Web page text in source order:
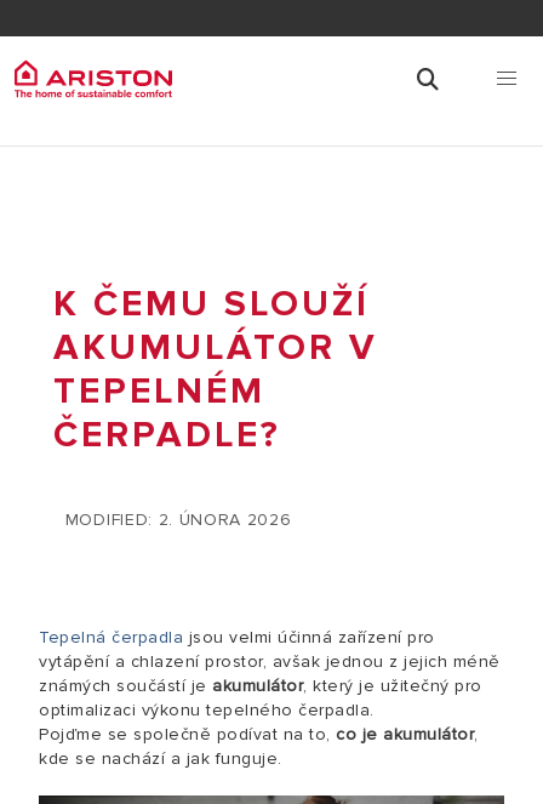
K ČEMU SLOUŽÍ
AKUMULÁTOR V
TEPELNÉM
ČERPADLE?
MODIFIED: 2. ÚNORA 2026
Tepelná čerpadla jsou velmi účinná zařízení pro
vytápění a chlazení prostor, avšak jednou z jejich méně
známých součástí je akumulátor, který je užitečný pro
optimalizaci výkonu tepelného čerpadla.
Pojďme se společně podívat na to, co je akumulátor,
kde se nachází a jak funguje.